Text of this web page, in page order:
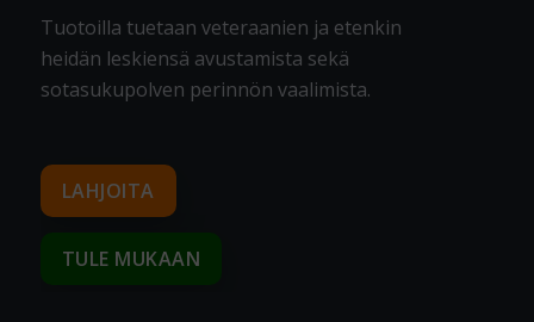
Tuotoilla tuetaan veteraanien ja etenkin
heidän leskiensä avustamista sekä
sotasukupolven perinnön vaalimista.
LAHJOITA
TULE MUKAAN